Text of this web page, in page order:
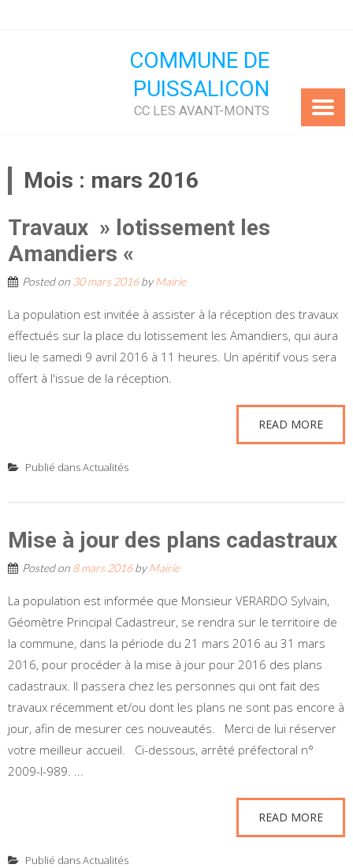
COMMUNE DE
PUISSALICON
CC LES AVANT-MONTS
Mois : mars 2016
Travaux » lotissement les
Amandiers «
Posted on 30 mars 2016byMairie
La population est invitée à assister à la réception des travaux
effectués sur la place du lotissement les Amandiers, qui aura
lieu le samedi 9 avril 2016 à 11 heures. Un apéritif vous sera
offert à l'issue de la réception.
READ MORE
Publié dansActualités
Mise à jour des plans cadastraux
Posted on 8 mars 2016byMairie
La population est informée que Monsieur VERARDO Sylvain,
Géomètre Principal Cadastreur, se rendra sur le territoire de
la commune, dans la période du 21 mars 2016 au 31 mars
2016, pour procéder à la mise à jour pour 2016 des plans
cadastraux. Il passera chez les personnes qui ont fait des
travaux récemment et/ou dont les plans ne sont pas encore à
jour, afin de mesurer ces nouveautés. Merci de lui réserver
votre meilleur accueil. Ci-dessous, arrêté préfectoral n°
2009-I-989. ...
READ MORE
Publié dansActualités